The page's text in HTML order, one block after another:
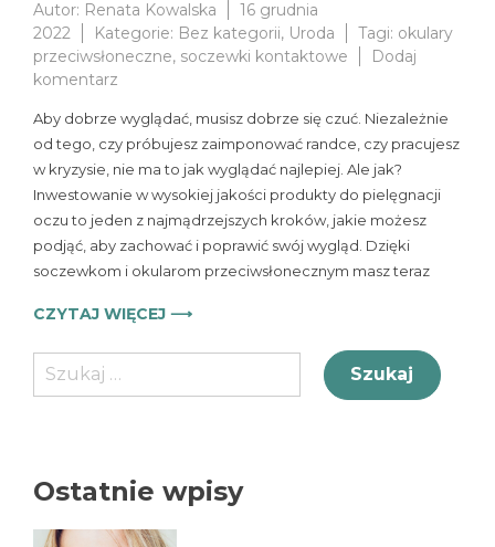
Autor: Renata Kowalska
16 grudnia
2022
Kategorie: Bez kategorii, Uroda Tagi: okulary
przeciwsłoneczne, soczewki kontaktowe
Dodaj
komentarz
kontaktowe
i
okulary
przeciwsłoneczne.
Para
idealna
Aby dobrze wyglądać, musisz dobrze się czuć. Niezależnie
od tego, czy próbujesz zaimponować randce, czy pracujesz
w kryzysie, nie ma to jak wyglądać najlepiej. Ale jak?
Inwestowanie w wysokiej jakości produkty do pielęgnacji
oczu to jeden z najmądrzejszych kroków, jakie możesz
podjąć, aby zachować i poprawić swój wygląd. Dzięki
soczewkom i okularom przeciwsłonecznym masz teraz
CZYTAJ WIĘCEJ ⟶
Szukaj:
Ostatnie wpisy